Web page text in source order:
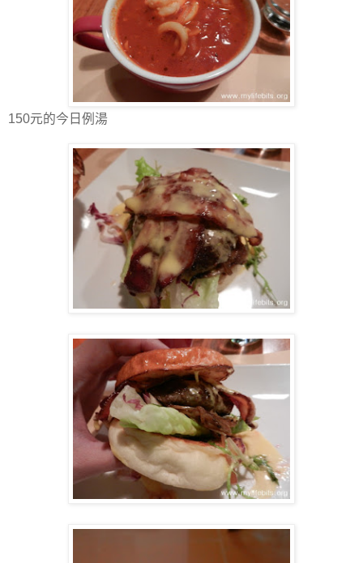
150元的今日例湯